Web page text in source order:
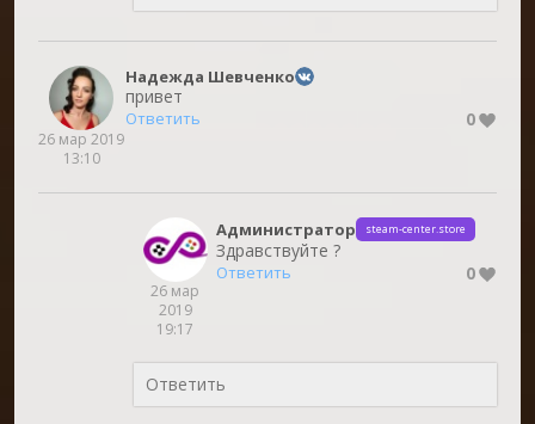
26 мар 2019
13:10
Надежда Шевченко
привет
Ответить 0
26 мар
2019
19:17
Администратор steam-center.store
Здравствуйте ?
Ответить 0